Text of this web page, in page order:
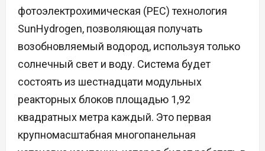
фотоэлектрохимическая (PEC) технология
SunHydrogen, позволяющая получать
возобновляемый водород, используя только
солнечный свет и воду. Система будет
состоять из шестнадцати модульных
реакторных блоков площадью 1,92
квадратных метра каждый. Это первая
крупномасштабная многопанельная